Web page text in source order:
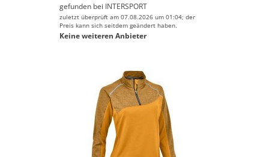
gefunden bei INTERSPORT
zuletzt überprüft am 07.08.2026 um 01:04; der
Preis kann sich seitdem geändert haben.
Keine weiteren Anbieter